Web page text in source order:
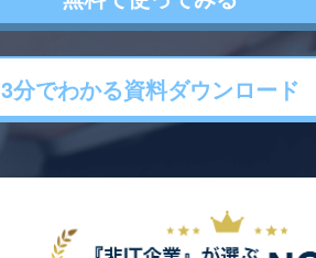
3分でわかる資料ダウンロード